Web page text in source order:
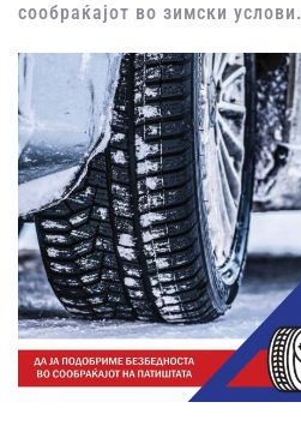
сообраќајот во зимски услови.